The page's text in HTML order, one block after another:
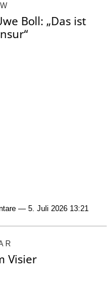
Boll: „Das ist
— 5. Juli 2026 13:21
Visier